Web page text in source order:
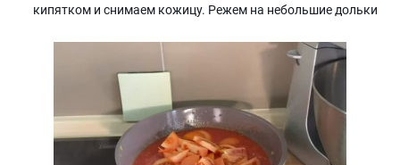
кипятком и снимаем кожицу. Режем на небольшие дольки